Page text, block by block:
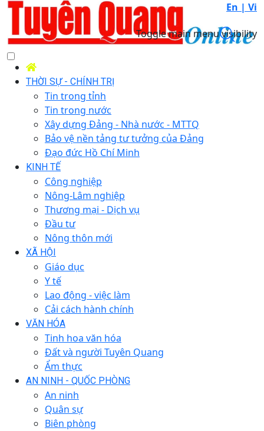
En | Vi
Toggle main menu visibility
THỜI SỰ - CHÍNH TRỊ
Tin trong tỉnh
Tin trong nước
Xây dựng Đảng - Nhà nước - MTTQ
Bảo vệ nền tảng tư tưởng của Đảng
Đạo đức Hồ Chí Minh
KINH TẾ
Công nghiệp
Nông-Lâm nghiệp
Thương mại - Dịch vụ
Đầu tư
Nông thôn mới
XÃ HỘI
Giáo dục
Y tế
Lao động - việc làm
Cải cách hành chính
VĂN HÓA
Tinh hoa văn hóa
Đất và người Tuyên Quang
Ẩm thực
AN NINH - QUỐC PHÒNG
An ninh
Quân sự
Biên phòng